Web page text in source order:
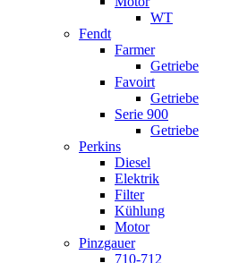
WT
Fendt
Farmer
Getriebe
Favoirt
Getriebe
Serie 900
Getriebe
Perkins
Diesel
Elektrik
Filter
Kühlung
Motor
Pinzgauer
710-712